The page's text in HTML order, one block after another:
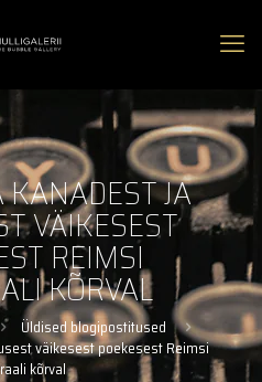
JA
VÄIKESEST
REIMSI
KÕRVAL
Üldised blogipostitused
väikesest poekesest Reimsi
kõrval